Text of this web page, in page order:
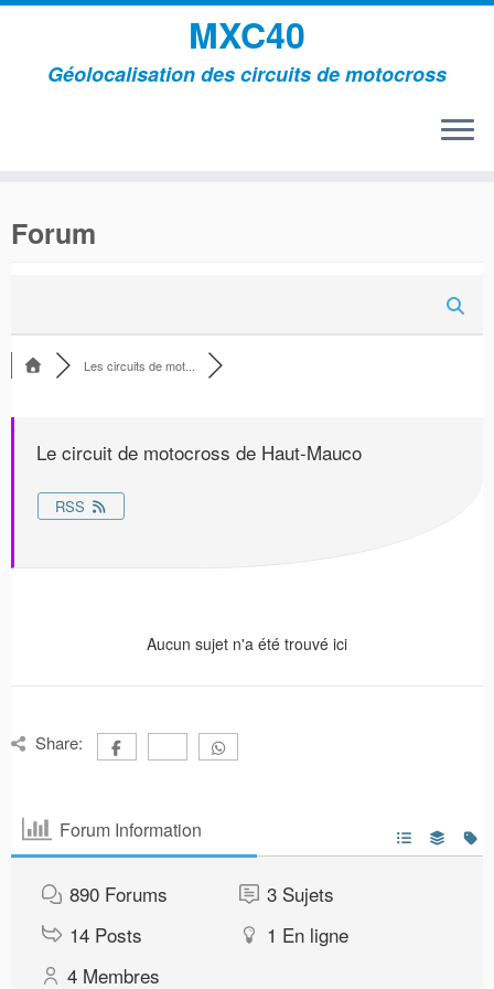
contenu
MXC40
Géolocalisation des circuits de motocross
Forum
Les circuits de mot...
Le circuit de motocross de Haut-Mauco
RSS
Aucun sujet n'a été trouvé ici
Share:
Forum Information
890 Forums 3 Sujets
14 Posts 1 En ligne
4 Membres